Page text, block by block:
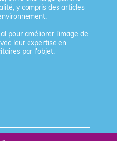
y compris des articles
pour améliorer l'image de
leur expertise en
par l'objet.